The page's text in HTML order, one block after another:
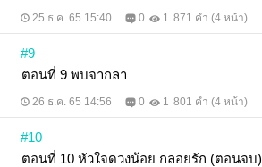
25 ธ.ค. 65 15:40 0 1 871 คำ (4 หน้า)
#9
ตอนที่ 9 พบจากลา
26 ธ.ค. 65 14:56 0 1 801 คำ (4 หน้า)
#10
ตอนที่ 10 หัวใจดวงน้อย กลอยรัก (ตอนจบ)